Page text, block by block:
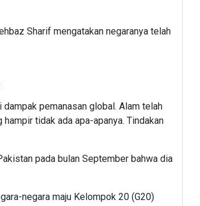
Sharif mengatakan negaranya telah
pemanasan global. Alam telah
tidak ada apa-apanya. Tindakan
pada bulan September bahwa dia
negara maju Kelompok 20 (G20)